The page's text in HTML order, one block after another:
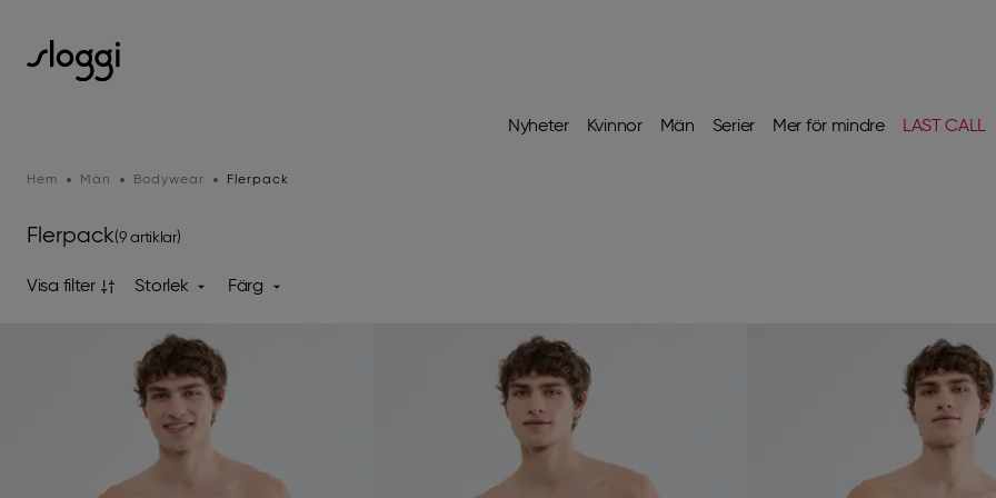
Nyheter Kvinnor Män Serier Mer för mindre LAST CALL
Hem Män Bodywear Flerpack
Flerpack(9 artiklar)
Visa filter Storlek Färg